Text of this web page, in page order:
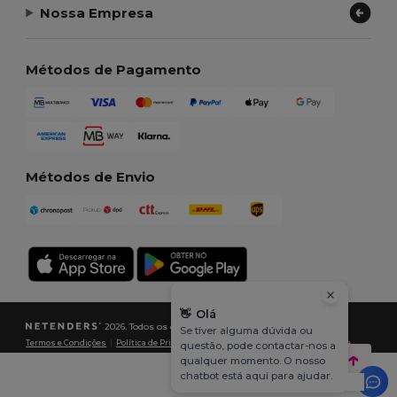
Nossa Empresa
Métodos de Pagamento
Métodos de Envio
2026. Todos os direitos reservados
Termos e Condições Política de Privacidade| Política de cookies| Mapa do Site
👋 Olá
Se tiver alguma dúvida ou
questão, pode contactar-nos a
qualquer momento. O nosso
chatbot está aqui para ajudar.